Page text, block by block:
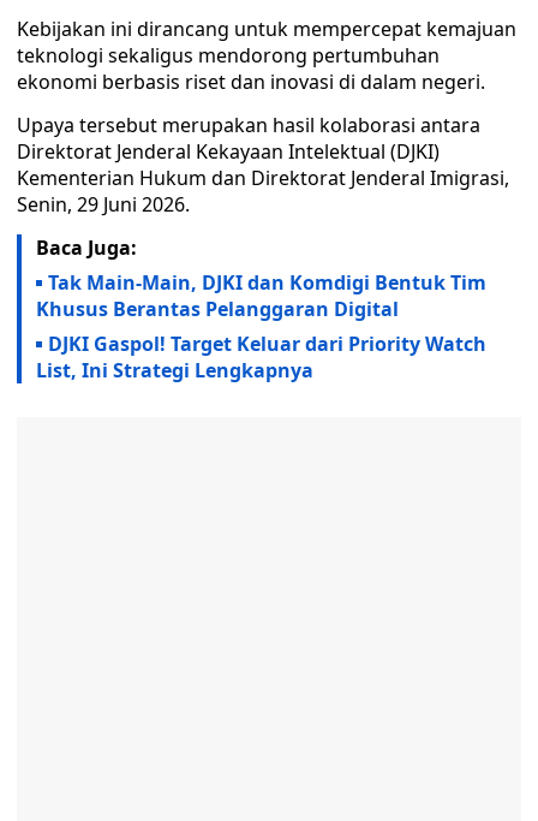
Kebijakan ini dirancang untuk mempercepat kemajuan
teknologi sekaligus mendorong pertumbuhan
ekonomi berbasis riset dan inovasi di dalam negeri.
Upaya tersebut merupakan hasil kolaborasi antara
Direktorat Jenderal Kekayaan Intelektual (DJKI)
Kementerian Hukum dan Direktorat Jenderal Imigrasi,
Senin, 29 Juni 2026.
Baca Juga:
Tak Main-Main, DJKI dan Komdigi Bentuk Tim
Khusus Berantas Pelanggaran Digital
DJKI Gaspol! Target Keluar dari Priority Watch
List, Ini Strategi Lengkapnya